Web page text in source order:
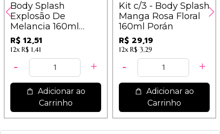
Body Splash
Explosão De
Melancia 160ml
Porán - PR203
R$ 12,51
12x R$ 1,41
Adicionar ao
Carrinho
Kit c/3 - Body Splash
Manga Rosa Floral
160ml Porán
R$ 29,19
12x R$ 3,29
Adicionar ao
Carrinho